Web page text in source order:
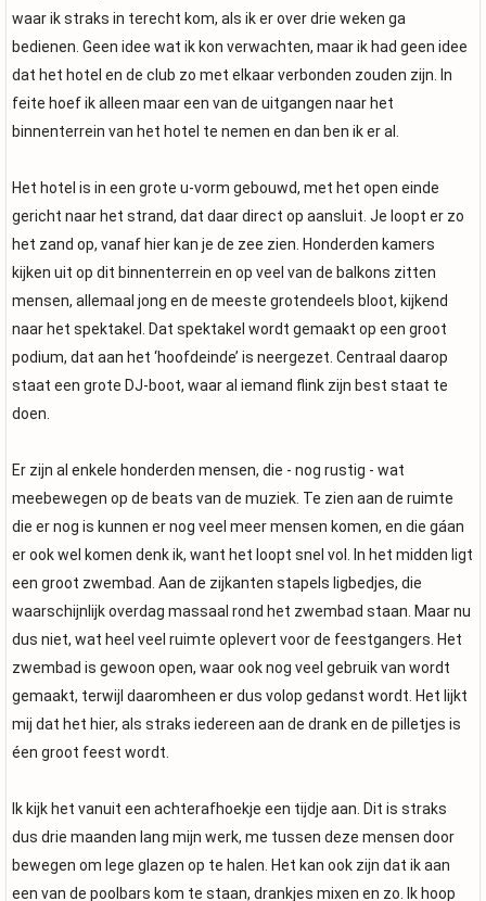
waar ik straks in terecht kom, als ik er over drie weken ga
bedienen. Geen idee wat ik kon verwachten, maar ik had geen idee
dat het hotel en de club zo met elkaar verbonden zouden zijn. In
feite hoef ik alleen maar een van de uitgangen naar het
binnenterrein van het hotel te nemen en dan ben ik er al.
Het hotel is in een grote u-vorm gebouwd, met het open einde
gericht naar het strand, dat daar direct op aansluit. Je loopt er zo
het zand op, vanaf hier kan je de zee zien. Honderden kamers
kijken uit op dit binnenterrein en op veel van de balkons zitten
mensen, allemaal jong en de meeste grotendeels bloot, kijkend
naar het spektakel. Dat spektakel wordt gemaakt op een groot
podium, dat aan het ‘hoofdeinde’ is neergezet. Centraal daarop
staat een grote DJ-boot, waar al iemand flink zijn best staat te
doen.
Er zijn al enkele honderden mensen, die - nog rustig - wat
meebewegen op de beats van de muziek. Te zien aan de ruimte
die er nog is kunnen er nog veel meer mensen komen, en die gáan
er ook wel komen denk ik, want het loopt snel vol. In het midden ligt
een groot zwembad. Aan de zijkanten stapels ligbedjes, die
waarschijnlijk overdag massaal rond het zwembad staan. Maar nu
dus niet, wat heel veel ruimte oplevert voor de feestgangers. Het
zwembad is gewoon open, waar ook nog veel gebruik van wordt
gemaakt, terwijl daaromheen er dus volop gedanst wordt. Het lijkt
mij dat het hier, als straks iedereen aan de drank en de pilletjes is
éen groot feest wordt.
Ik kijk het vanuit een achterafhoekje een tijdje aan. Dit is straks
dus drie maanden lang mijn werk, me tussen deze mensen door
bewegen om lege glazen op te halen. Het kan ook zijn dat ik aan
een van de poolbars kom te staan, drankjes mixen en zo. Ik hoop